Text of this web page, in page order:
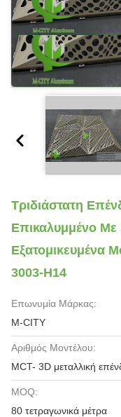
Τριδιάστατη
Επικαλυμμένο Με
Εξατομικευμένα
3003-H14
Επωνυμία Μάρκας:
M-CITY
Αριθμός Μοντέλου:
MCT- 3D μεταλλική
MOQ:
80 τετραγωνικά μέτρα